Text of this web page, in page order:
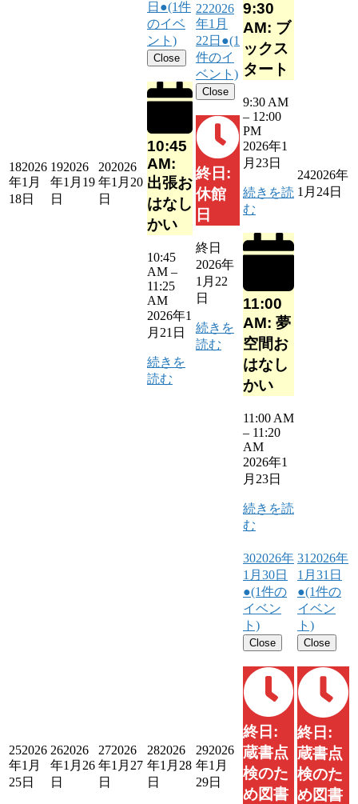
182026
年1月
18日
192026
年1月19
日
202026
年1月20
日
日 ●(1件
のイベ
ント)
Close
10:45
AM:
出張お
はなし
かい
10:45
AM –
11:25
AM
2026年1
月21日
続きを
読む
222026
年1月
22日 ●(1
件のイ
ベント)
Close
終日:
休館
日
終日
2026年
1月22
日
続きを
読む
9:30
AM: ブ
ックス
タート
9:30 AM
– 12:00
PM
2026年1
月23日
続きを読
む
11:00
AM: 夢
空間お
はなし
かい
11:00 AM
– 11:20
AM
2026年1
月23日
続きを読
む
242026年
1月24日
252026
年1月
25日
262026
年1月26
日
272026
年1月27
日
282026
年1月28
日
292026
年1月
29日
302026年
1月30日
●(1件の
イベン
ト)
Close
終日:
蔵書点
検のた
め図書
31 2026年
1月31日
●(1件の
イベン
ト)
Close
終日:
蔵書点
検のた
め図書